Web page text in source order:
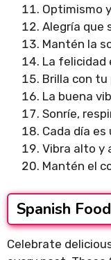
Optimismo
Alegría que
Mantén la
La felicidad
Brilla con tu
La buena
Sonríe,
Cada día
Vibra alto y
Mantén el
Spanish
Celebrate